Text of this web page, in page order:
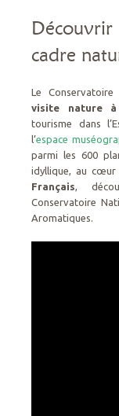
cadre
Le
visite nature à
tourisme dans
l’espace
parmi les 600
idyllique, au cœur
Français,
Conservatoire
Aromatiques.